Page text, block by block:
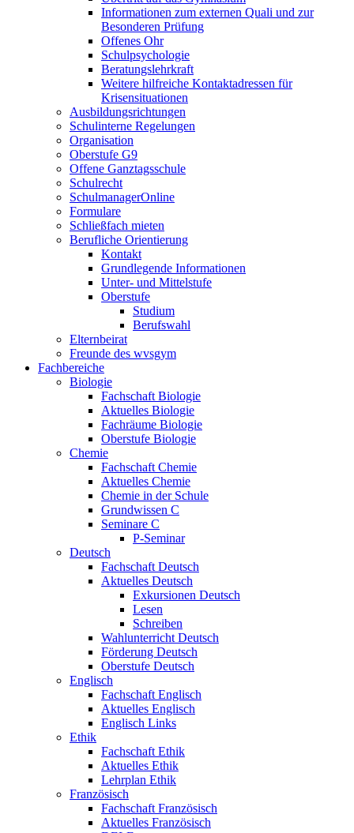
Informationen zum externen Quali und zur
Besonderen Prüfung
Offenes Ohr
Schulpsychologie
Beratungslehrkraft
Weitere hilfreiche Kontaktadressen für
Krisensituationen
Ausbildungsrichtungen
Schulinterne Regelungen
Organisation
Oberstufe G9
Offene Ganztagsschule
Schulrecht
SchulmanagerOnline
Formulare
Schließfach mieten
Berufliche Orientierung
Kontakt
Grundlegende Informationen
Unter- und Mittelstufe
Oberstufe
Studium
Berufswahl
Elternbeirat
Freunde des wvsgym
Fachbereiche
Biologie
Fachschaft Biologie
Aktuelles Biologie
Fachräume Biologie
Oberstufe Biologie
Chemie
Fachschaft Chemie
Aktuelles Chemie
Chemie in der Schule
Grundwissen C
Seminare C
P-Seminar
Deutsch
Fachschaft Deutsch
Aktuelles Deutsch
Exkursionen Deutsch
Lesen
Schreiben
Wahlunterricht Deutsch
Förderung Deutsch
Oberstufe Deutsch
Englisch
Fachschaft Englisch
Aktuelles Englisch
Englisch Links
Ethik
Fachschaft Ethik
Aktuelles Ethik
Lehrplan Ethik
Französisch
Fachschaft Französisch
Aktuelles Französisch